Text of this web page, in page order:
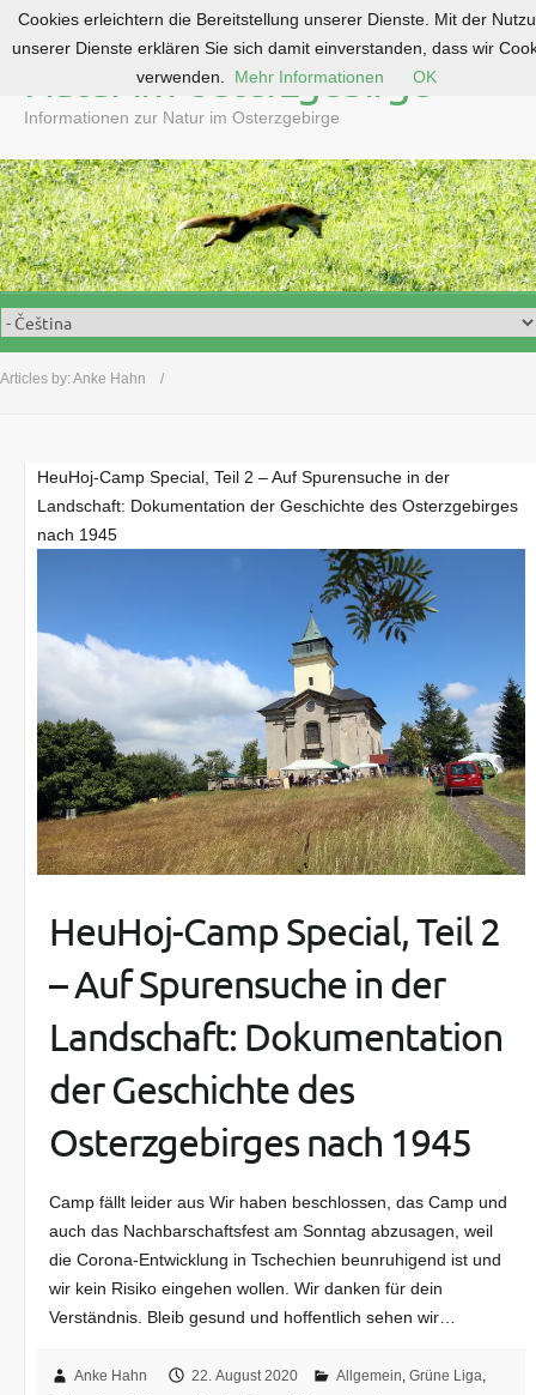
o
c
o
n
t
e
n
Natur im Osterzgebirge
Informationen zur Natur im Osterzgebirge
Articles by: Anke Hahn
HeuHoj-Camp Special, Teil 2 – Auf Spurensuche in der
Landschaft: Dokumentation der Geschichte des Osterzgebirges
nach 1945
HeuHoj-Camp Special, Teil 2
– Auf Spurensuche in der
Landschaft: Dokumentation
der Geschichte des
Osterzgebirges nach 1945
Camp fällt leider aus Wir haben beschlossen, das Camp und
auch das Nachbarschaftsfest am Sonntag abzusagen, weil
die Corona-Entwicklung in Tschechien beunruhigend ist und
wir kein Risiko eingehen wollen. Wir danken für dein
Verständnis. Bleib gesund und hoffentlich sehen wir…
Anke Hahn 22. August 2020 Allgemein,Grüne Liga,
Cookies erleichtern die Bereitstellung unserer Dienste. Mit der
unserer Dienste erklären Sie sich damit einverstanden, dass wir
verwenden.
Mehr Informationen OK